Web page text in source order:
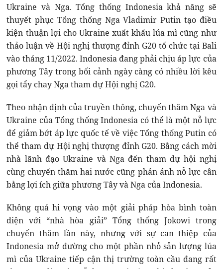
Ukraine và Nga. Tổng thống Indonesia khả năng sẽ
thuyết phục Tổng thống Nga Vladimir Putin tạo điều
kiện thuận lợi cho Ukraine xuất khẩu lúa mì cũng như
thảo luận về Hội nghị thượng đỉnh G20 tổ chức tại Bali
vào tháng 11/2022. Indonesia đang phải chịu áp lực của
phương Tây trong bối cảnh ngày càng có nhiều lời kêu
gọi tẩy chay Nga tham dự Hội nghị G20.
Theo nhận định của truyền thông, chuyến thăm Nga và
Ukraine của Tổng thống Indonesia có thể là một nỗ lực
để giảm bớt áp lực quốc tế về việc Tổng thống Putin có
thể tham dự Hội nghị thượng đỉnh G20. Bằng cách mời
nhà lãnh đạo Ukraine và Nga đến tham dự hội nghị
cùng chuyến thăm hai nước cũng phản ánh nỗ lực cân
bằng lợi ích giữa phương Tây và Nga của Indonesia.
Không quá hi vọng vào một giải pháp hòa bình toàn
diện với “nhà hòa giải” Tổng thống Jokowi trong
chuyến thăm lần này, nhưng với sự can thiệp của
Indonesia mở đường cho một phần nhỏ sản lượng lúa
mì của Ukraine tiếp cận thị trường toàn cầu đang rất